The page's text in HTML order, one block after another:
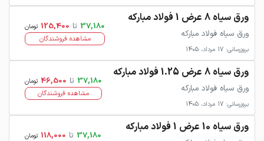
ورق سیاه 8 عرض 1 فولاد مبارکه
ورق سیاه فولاد مبارکه
بروزرسانی: 17 مرداد، 1405
37,180 تا 125,400 تومان
مشاهده فروشندگان
ورق سیاه 8 عرض 1.25 فولاد مبارکه
ورق سیاه فولاد مبارکه
بروزرسانی: 17 مرداد، 1405
37,180 تا 46,500 تومان
مشاهده فروشندگان
ورق سیاه 10 عرض 1 فولاد مبارکه
37,180 تا 118,000 تومان